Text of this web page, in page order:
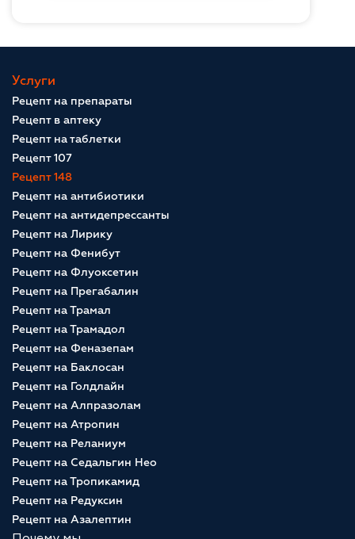
Услуги
Рецепт на препараты
Рецепт в аптеку
Рецепт на таблетки
Рецепт 107
Рецепт 148
Рецепт на антибиотики
Рецепт на антидепрессанты
Рецепт на Лирику
Рецепт на Фенибут
Рецепт на Флуоксетин
Рецепт на Прегабалин
Рецепт на Трамал
Рецепт на Трамадол
Рецепт на Феназепам
Рецепт на Баклосан
Рецепт на Голдлайн
Рецепт на Алпразолам
Рецепт на Атропин
Рецепт на Реланиум
Рецепт на Седальгин Нео
Рецепт на Тропикамид
Рецепт на Редуксин
Рецепт на Азалептин